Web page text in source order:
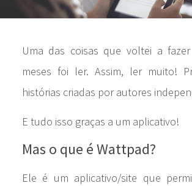
Uma das coisas que voltei a
meses foi ler. Assim, ler muito!
histórias criadas por autores
E tudo isso graças a um aplicativo!
Mas o que é Wattpad?
Ele é um aplicativo/site que